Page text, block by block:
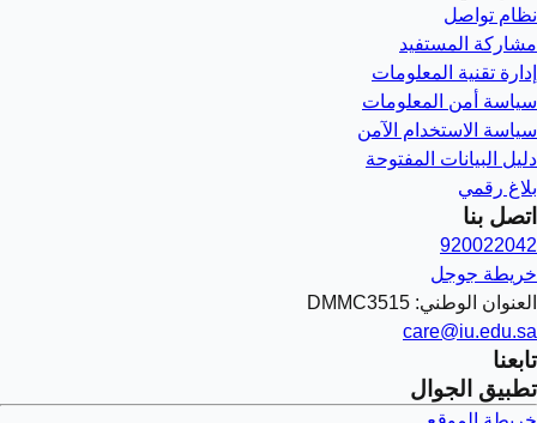
نظام تواصل
مشاركة المستفيد
إدارة تقنية المعلومات
سياسة أمن المعلومات
سياسة الاستخدام الآمن
دليل البيانات المفتوحة
بلاغ رقمي
اتصل بنا
920022042
خريطة جوجل
العنوان الوطني: DMMC3515
care@iu.edu.sa
تابعنا
تطبيق الجوال